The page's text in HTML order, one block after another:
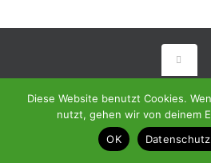
Diese Website benutzt Cookies.
nutzt, gehen wir von deinem
OK